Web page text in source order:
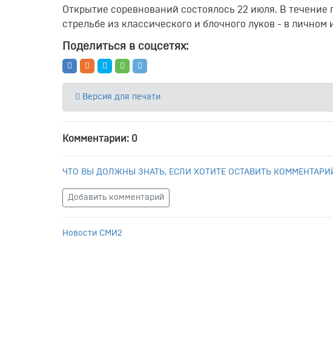
Открытие соревнований состоялось 22 июля. В
стрельбе из классического и блочного луков - в личном
Поделиться в соцсетях:
Версия для печати
Комментарии: 0
ЧТО ВЫ ДОЛЖНЫ ЗНАТЬ, ЕСЛИ ХОТИТЕ ОСТАВИТЬ
Добавить комментарий
Новости СМИ2